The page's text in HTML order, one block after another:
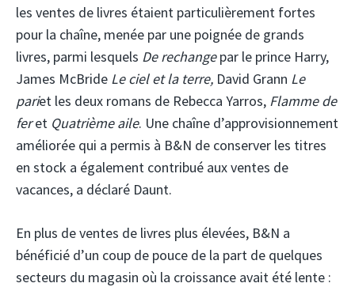
les ventes de livres étaient particulièrement fortes
pour la chaîne, menée par une poignée de grands
livres, parmi lesquels De rechangepar le prince Harry,
James McBride Le ciel et la terre, David Grann Le
pariet les deux romans de Rebecca Yarros, Flamme de
feret Quatrième aile. Une chaîne d’approvisionnement
améliorée qui a permis à B&N de conserver les titres
en stock a également contribué aux ventes de
vacances, a déclaré Daunt.
En plus de ventes de livres plus élevées, B&N a
bénéficié d’un coup de pouce de la part de quelques
secteurs du magasin où la croissance avait été lente :